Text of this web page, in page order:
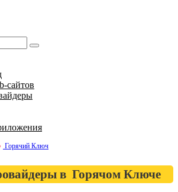
сайтов
Горячий Ключ
в Горячом Ключе